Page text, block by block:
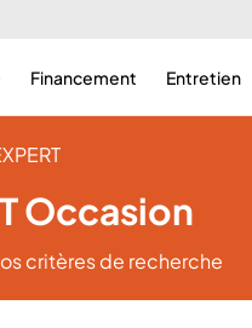
Financement Entretien
Occasion
critères de recherche